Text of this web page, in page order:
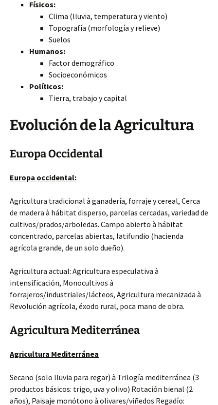
Físicos:
Clima (lluvia, temperatura y viento)
Topografía (morfología y relieve)
Suelos
Humanos:
Factor demográfico
Socioeconómicos
Políticos:
Tierra, trabajo y capital
Evolución de la Agricultura
Europa Occidental
Europa occidental:
Agricultura tradicional à ganadería, forraje y cereal, Cerca
de madera à hábitat disperso, parcelas cercadas, variedad de
cultivos/prados/arboledas. Campo abierto à hábitat
concentrado, parcelas abiertas, latifundio (hacienda
agrícola grande, de un solo dueño).
Agricultura actual: Agricultura especulativa à
intensificación, Monocultivos à
forrajeros/industriales/lácteos, Agricultura mecanizada à
Revolución agrícola, éxodo rural, poca mano de obra.
Agricultura Mediterránea
Agricultura Mediterránea
Secano (solo lluvia para regar) à Trilogía mediterránea (3
productos básicos: trigo, uva y olivo) Rotación bienal (2
años), Paisaje monótono à olivares/viñedos Regadío: